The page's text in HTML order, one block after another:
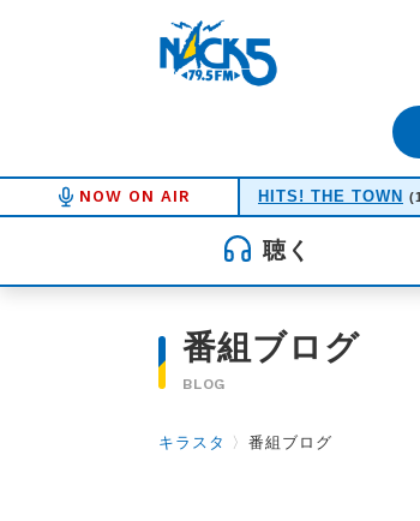
NOW ON AIR HITS! THE TOWN
聴く
番組ブログ
BLOG
キラスタ 〉 番組ブログ